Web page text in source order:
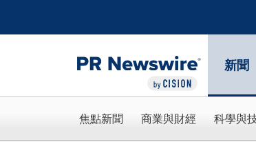
新聞
焦點新聞 商業與財經 科學與